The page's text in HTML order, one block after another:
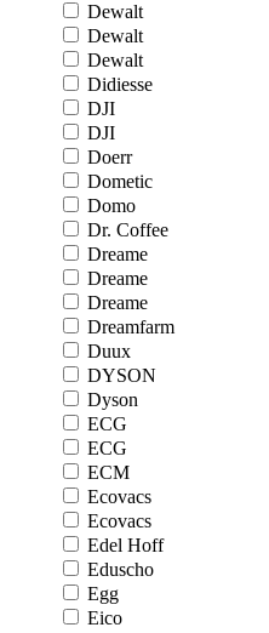
Dewalt
Dewalt
Dewalt
Didiesse
DJI
DJI
Doerr
Dometic
Domo
Dr. Coffee
Dreame
Dreame
Dreame
Dreamfarm
Duux
DYSON
Dyson
ECG
ECG
ECM
Ecovacs
Ecovacs
Edel Hoff
Eduscho
Egg
Eico